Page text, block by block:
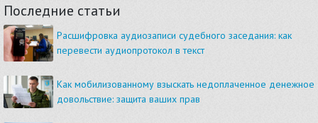
Последние статьи
Расшифровка аудиозаписи судебного заседания: как
перевести аудиопротокол в текст
Как мобилизованному взыскать недоплаченное денежное
довольствие: защита ваших прав